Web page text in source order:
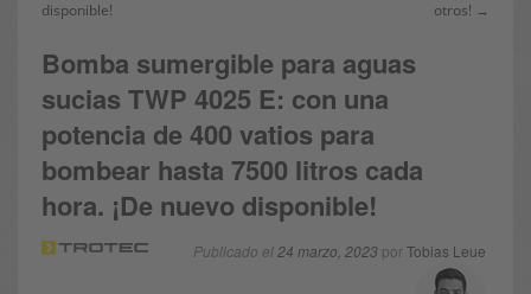
disponible!
otros! →
Bomba sumergible para aguas
sucias TWP 4025 E: con una
potencia de 400 vatios para
bombear hasta 7500 litros cada
hora. ¡De nuevo disponible!
Publicado el24 marzo, 2023 porTobias Leue